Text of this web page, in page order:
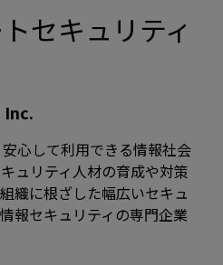
セキュリティ
心して利用できる情報社会
ュリティ人材の育成や対策
織に根ざした幅広いセキュ
報セキュリティの専門企業